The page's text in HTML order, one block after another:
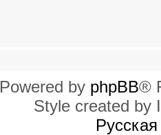
Powered by phpBB®
Style created by